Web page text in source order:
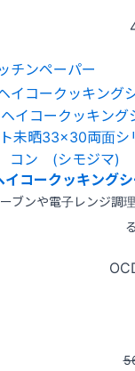
チンペーパー
イコークッキング
ブンや電子レンジ調